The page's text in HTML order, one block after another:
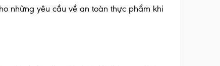
những yêu cầu về an toàn thực phẩm khi